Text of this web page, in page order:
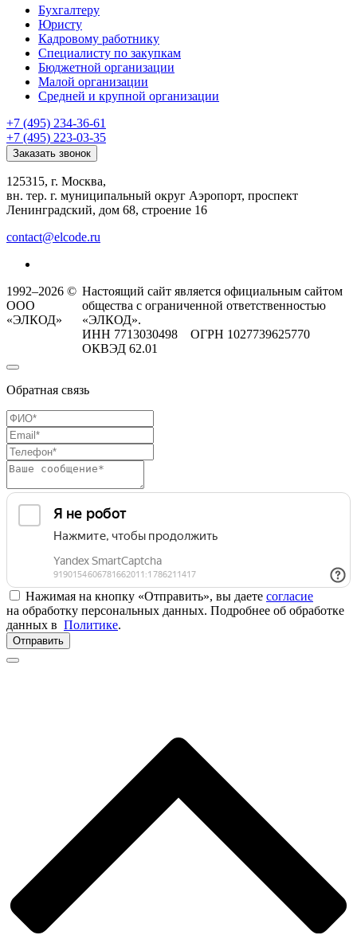
Бухгалтеру
Юристу
Кадровому работнику
Специалисту по закупкам
Бюджетной организации
Малой организации
Средней и крупной организации
+7 (495) 234-36-61
+7 (495) 223-03-35
Заказать звонок
125315, г. Москва,
вн. тер. г. муниципальный округ Аэропорт, проспект
Ленинградский, дом 68, строение 16
contact@elcode.ru
1992–2026 ©
ООО
«ЭЛКОД»
Настоящий сайт является официальным сайтом
общества с ограниченной ответственностью
«ЭЛКОД».
ИНН 7713030498 ОГРН 1027739625770
ОКВЭД 62.01
Обратная связь
Нажимая на кнопку «Отправить», вы даете согласие
на обработку персональных данных. Подробнее об обработке
данных в Политике.
Отправить